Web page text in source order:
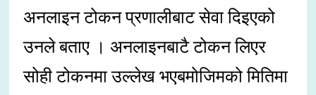
अनलाइन टोकन प्रणालीबाट सेवा दिइएको
उनले बताए । अनलाइनबाटै टोकन लिएर
सोही टोकनमा उल्लेख भएबमोजिमको मितिमा